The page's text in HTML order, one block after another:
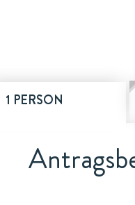
1 PERSON